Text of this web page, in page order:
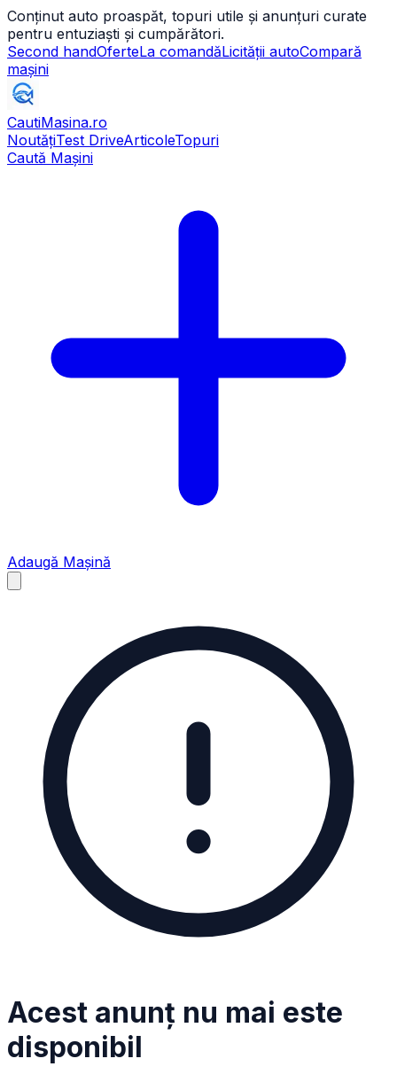
Conținut auto proaspăt, topuri utile și anunțuri curate
pentru entuziaști și cumpărători.
Second handOferteLa comandăLicității autoCompară
mașini
CautiMasina.ro
NoutățiTest DriveArticoleTopuri
Caută Mașini
Adaugă Mașină
Acest anunț nu mai este
disponibil